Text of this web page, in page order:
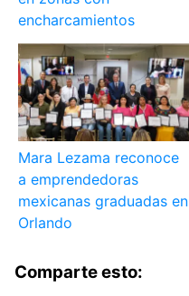
encharcamientos
Mara Lezama reconoce
a emprendedoras
mexicanas graduadas en
Orlando
Comparte esto: